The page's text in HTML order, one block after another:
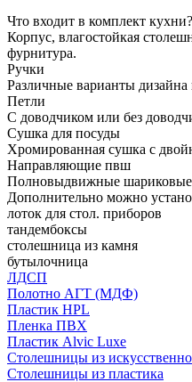
Что входит в комплект кухни?
Корпус, влагостойкая
фурнитура.
Ручки
Различные варианты
Петли
С доводчиком или без
Сушка для посуды
Хромированная сушка с
Направляющие пвш
Полновыдвижные
Дополнительно можно
лоток для стол. приборов
тандембоксы
столешница из камня
бутылочница
ЛДСП
Полотно АГТ (МДФ)
Пластик HPL
Пленка ПВХ
Пластик Alvic Luxe
Столешницы из
Столешницы из пластика